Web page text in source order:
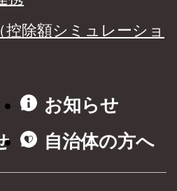
除額シミュレーショ
お知らせ
自治体の方へ